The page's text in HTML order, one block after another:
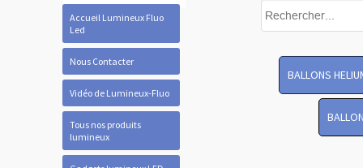
Accueil Lumineux Fluo
Led
Nous Contacter
Vidéo de Lumineux-Fluo
Tous nos produits
lumineux
BALLONS